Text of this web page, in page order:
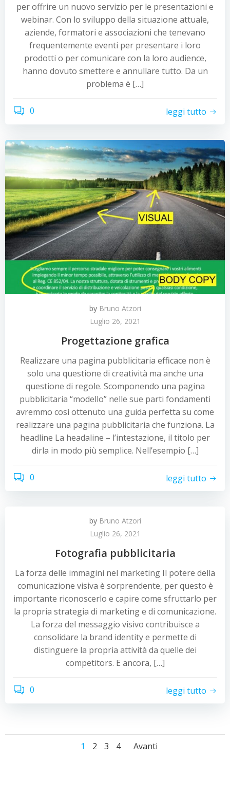
per offrire un nuovo servizio per le presentazioni e
webinar. Con lo sviluppo della situazione attuale,
aziende, formatori e associazioni che tenevano
frequentemente eventi per presentare i loro
prodotti o per comunicare con la loro audience,
hanno dovuto smettere e annullare tutto. Da un
problema è […]
0 leggi tutto
by Bruno Atzori
Luglio 26, 2021
Progettazione grafica
Realizzare una pagina pubblicitaria efficace non è
solo una questione di creatività ma anche una
questione di regole. Scomponendo una pagina
pubblicitaria “modello” nelle sue parti fondamenti
avremmo così ottenuto una guida perfetta su come
realizzare una pagina pubblicitaria che funziona. La
headline La headaline – l’intestazione, il titolo per
dirla in modo più semplice. Nell’esempio […]
0 leggi tutto
by Bruno Atzori
Luglio 26, 2021
Fotografia pubblicitaria
La forza delle immagini nel marketing Il potere della
comunicazione visiva è sorprendente, per questo è
importante riconoscerlo e capire come sfruttarlo per
la propria strategia di marketing e di comunicazione.
La forza del messaggio visivo contribuisce a
consolidare la brand identity e permette di
distinguere la propria attività da quelle dei
competitors. E ancora, […]
0 leggi tutto
Navigazione
Navigazione
Pagina
1 Pagina
2 Pagina
3 Pagina
4 Avanti